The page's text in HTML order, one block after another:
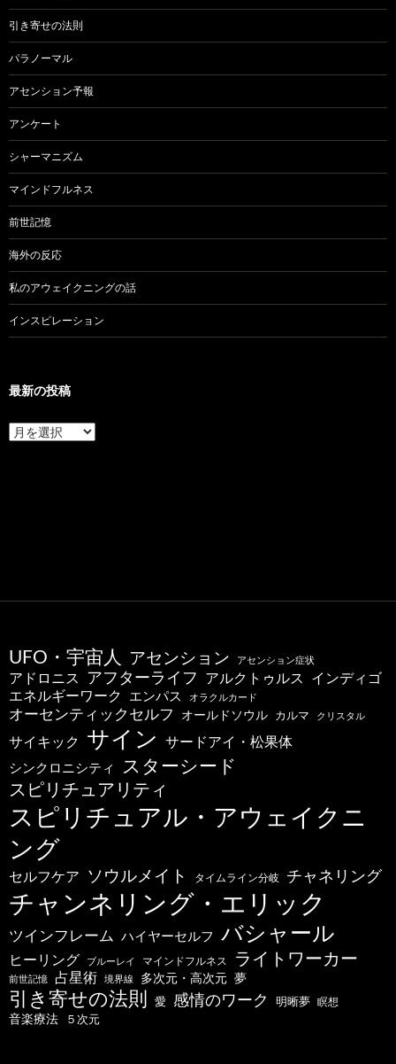
引き寄せの法則
パラノーマル
アセンション予報
アンケート
シャーマニズム
マインドフルネス
前世記憶
海外の反応
私のアウェイクニングの話
インスピレーション
最新の投稿
最
新
UFO・宇宙人 アセンション アセンション症状
アドロニス アフターライフ アルクトゥルス インディゴ
エネルギーワーク エンパス オラクルカード
オーセンティックセルフ オールドソウル カルマ クリスタル
サイキック サイン サードアイ・松果体
シンクロニシティ スターシード
スピリチュアリティ
スピリチュアル・アウェイクニ
ング
セルフケア ソウルメイト タイムライン分岐 チャネリング
チャンネリング・エリック
ツインフレーム ハイヤーセルフ バシャール
ヒーリング ブルーレイ マインドフルネス ライトワーカー
前世記憶 占星術 境界線 多次元・高次元 夢
引き寄せの法則 愛 感情のワーク 明晰夢 瞑想
音楽療法 ５次元